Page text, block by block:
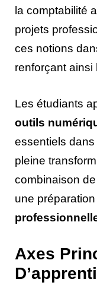
la comptabilité
projets
ces notions
renforçant ainsi
Les étudiants
outils
essentiels
pleine
combinaison
une
Axes